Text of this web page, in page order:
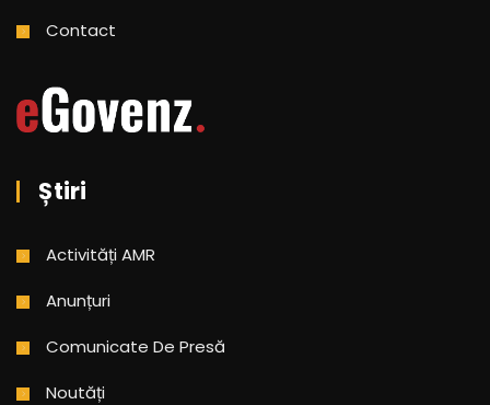
Contact
Știri
Activități AMR
Anunțuri
Comunicate De Presă
Noutăți